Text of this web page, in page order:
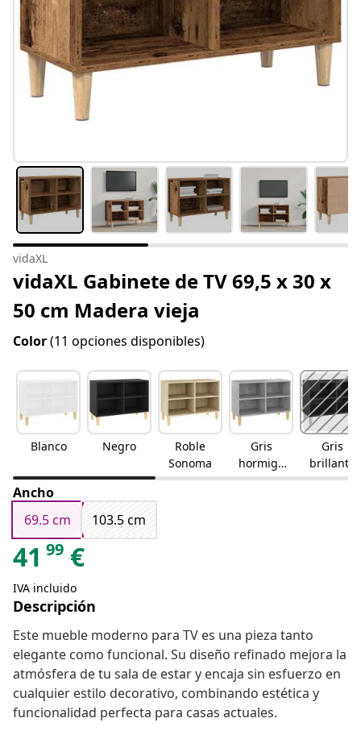
vidaXL
vidaXL Gabinete de TV 69,5 x 30 x
50 cm Madera vieja
Color(11 opciones disponibles)
Blanco Negro
Roble
Sonoma
Gris
hormigó
n
Gris
brillante
gris
Ancho
69.5 cm
103.5 cm
41 99 €
IVA incluido
Descripción
Este mueble moderno para TV es una pieza tanto
elegante como funcional. Su diseño refinado mejora la
atmósfera de tu sala de estar y encaja sin esfuerzo en
cualquier estilo decorativo, combinando estética y
funcionalidad perfecta para casas actuales.